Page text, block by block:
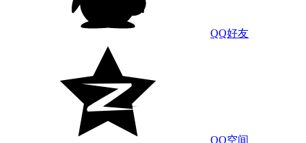
QQ好友
QQ空间